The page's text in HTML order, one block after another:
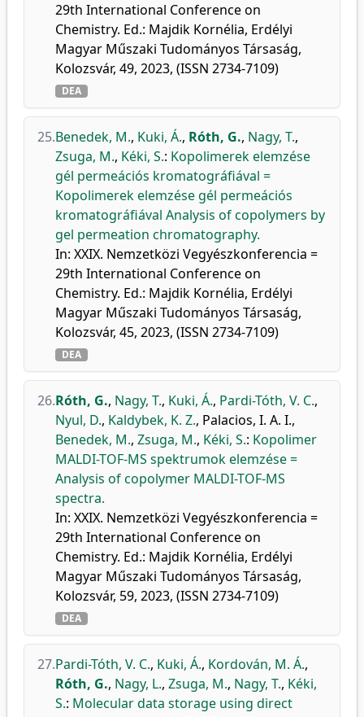
29th International Conference on
Chemistry. Ed.: Majdik Kornélia, Erdélyi
Magyar Műszaki Tudományos Társaság,
Kolozsvár, 49, 2023, (ISSN 2734-7109)
DEA
25.Benedek, M., Kuki, Á., Róth, G., Nagy, T.,
Zsuga, M., Kéki, S.: Kopolimerek elemzése
gél permeációs kromatográfiával =
Kopolimerek elemzése gél permeációs
kromatográfiával Analysis of copolymers by
gel permeation chromatography.
In: XXIX. Nemzetközi Vegyészkonferencia =
29th International Conference on
Chemistry. Ed.: Majdik Kornélia, Erdélyi
Magyar Műszaki Tudományos Társaság,
Kolozsvár, 45, 2023, (ISSN 2734-7109)
DEA
26.Róth, G., Nagy, T., Kuki, Á., Pardi-Tóth, V. C.,
Nyul, D., Kaldybek, K. Z., Palacios, I. A. I.,
Benedek, M., Zsuga, M., Kéki, S.: Kopolimer
MALDI-TOF-MS spektrumok elemzése =
Analysis of copolymer MALDI-TOF-MS
spectra.
In: XXIX. Nemzetközi Vegyészkonferencia =
29th International Conference on
Chemistry. Ed.: Majdik Kornélia, Erdélyi
Magyar Műszaki Tudományos Társaság,
Kolozsvár, 59, 2023, (ISSN 2734-7109)
DEA
27.Pardi-Tóth, V. C., Kuki, Á., Kordován, M. Á.,
Róth, G., Nagy, L., Zsuga, M., Nagy, T., Kéki,
S.: Molecular data storage using direct